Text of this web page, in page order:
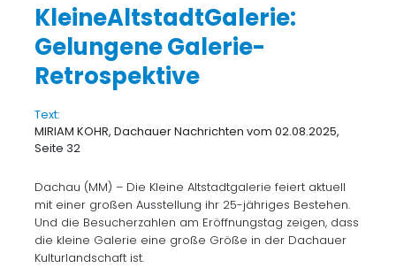
KleineAltstadtGalerie:
Gelungene Galerie-
Retrospektive
Text:
MIRIAM KOHR, Dachauer Nachrichten vom 02.08.2025,
Seite 32
Dachau (MM) – Die Kleine Altstadtgalerie feiert aktuell
mit einer großen Ausstellung ihr 25-jähriges Bestehen.
Und die Besucherzahlen am Eröffnungstag zeigen, dass
die kleine Galerie eine große Größe in der Dachauer
Kulturlandschaft ist.